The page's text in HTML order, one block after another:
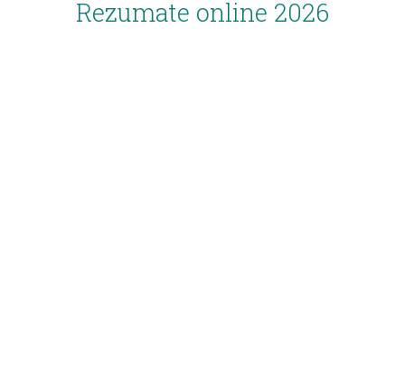
Rezumate online 2026